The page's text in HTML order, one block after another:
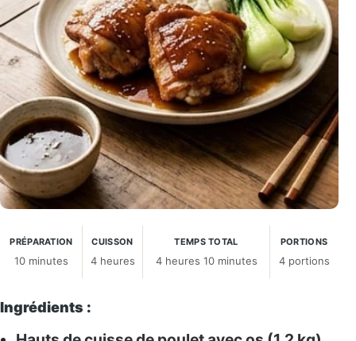
PRÉPARATION
10 minutes
CUISSON
4 heures
TEMPS TOTAL
4 heures 10 minutes
PORTIONS
4 portions
Ingrédients :